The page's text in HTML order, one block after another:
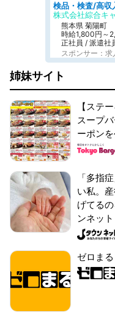
株式会社綜合キ
熊本県 菊陽町
時給1,800円～
正社員 / 派遣社
スポンサー：求
姉妹サイト
【ステ
スープ
ーポン
「多指
い私。
げてる
ンネット
ゼロまる